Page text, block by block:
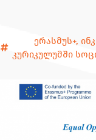
ერასმუს+,
კურიკულუმში